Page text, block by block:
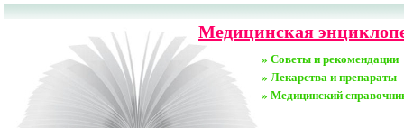
Медицинская
» Советы и рекомендации
» Лекарства и препараты
» Медицинский